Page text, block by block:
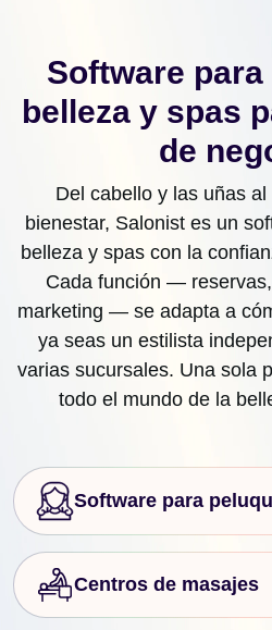
Software
belleza y spas
de
Del cabello y las uñas
bienestar, Salonist es un
belleza y spas con la
Cada función —
marketing — se adapta a
ya seas un estilista
varias sucursales. Una sola
todo el mundo de la
Software para
Centros de masajes